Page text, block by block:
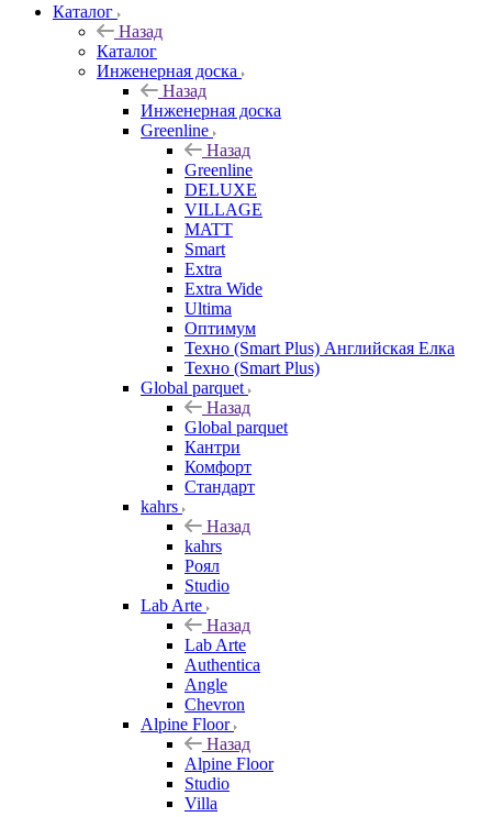
Каталог
Назад
Каталог
Инженерная доска
Назад
Инженерная доска
Greenline
Назад
Greenline
DELUXE
VILLAGE
MATT
Smart
Extra
Extra Wide
Ultima
Оптимум
Техно (Smart Plus) Английская Елка
Техно (Smart Plus)
Global parquet
Назад
Global parquet
Кантри
Комфорт
Стандарт
kahrs
Назад
kahrs
Роял
Studio
Lab Arte
Назад
Lab Arte
Authentica
Angle
Chevron
Alpine Floor
Назад
Alpine Floor
Studio
Villa